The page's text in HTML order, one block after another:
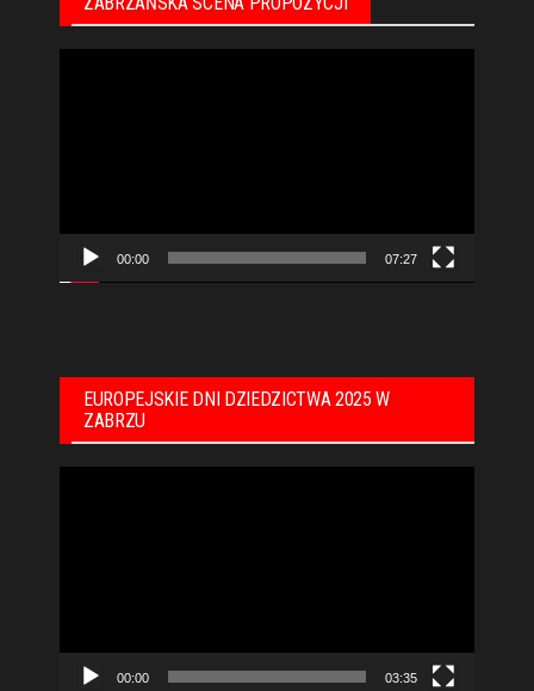
00:00 07:27
EUROPEJSKIE DNI DZIEDZICTWA 2025 W
ZABRZU
00:00 03:35